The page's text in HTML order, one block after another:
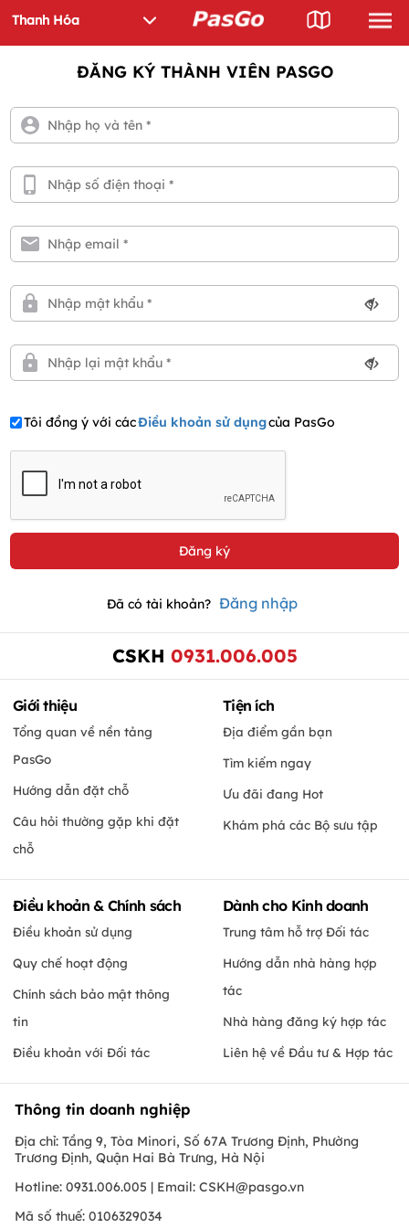
ĐĂNG KÝ THÀNH VIÊN PASGO
Tôi đồng ý với cácĐiều khoản sử dụngcủa PasGo
Đã có tài khoản? Đăng nhập
CSKH 0931.006.005
Giới thiệu
Tổng quan về nền tảng
PasGo
Hướng dẫn đặt chỗ
Câu hỏi thường gặp khi đặt
chỗ
Tiện ích
Địa điểm gần bạn
Tìm kiếm ngay
Ưu đãi đang Hot
Khám phá các Bộ sưu tập
Điều khoản & Chính sách
Điều khoản sử dụng
Quy chế hoạt động
Chính sách bảo mật thông
tin
Điều khoản với Đối tác
Dành cho Kinh doanh
Trung tâm hỗ trợ Đối tác
Hướng dẫn nhà hàng hợp
tác
Nhà hàng đăng ký hợp tác
Liên hệ về Đầu tư & Hợp tác
Thông tin doanh nghiệp
Địa chỉ: Tầng 9, Tòa Minori, Số 67A Trương Định, Phường
Trương Định, Quận Hai Bà Trưng, Hà Nội
Hotline: 0931.006.005 | Email: CSKH@pasgo.vn
Mã số thuế: 0106329034